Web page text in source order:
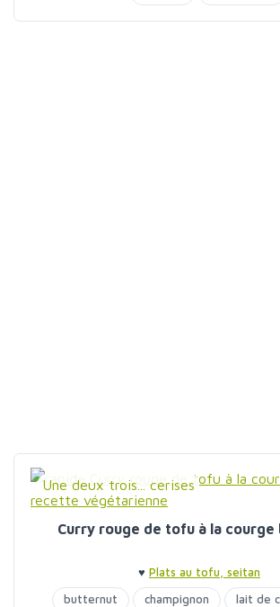
Une deux trois... cerises
Curry rouge de tofu à la
♥ Plats au tofu, seitan
butternut
champignon lait de